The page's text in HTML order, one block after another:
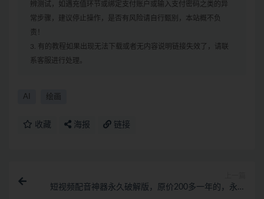
辨测试，如遇充值环节或绑定支付账户或输入支付密码之类的异
常步骤，建议停止操作，是否有风险请自行甄别，本站概不负
责！
3. 有的教程如果出现无法下载或者无内容说明链接失效了，请联
系客服进行处理。
AI 绘画
收藏 海报 链接
短视频配音神器永久破解版，原价200多一年的，永久